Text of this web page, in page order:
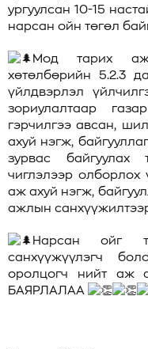
ургуулсан 10-15
нарсан ойн төгөл
Мод тарих
хөтөлбөрийн 5.2.3
үйлдвэрлэл
зориулалтаар
гэрчилгээ авсан,
ахуй нэгж,
зурвас
чиглэлээр
аж ахуй нэгж,
ажлын
Нарсан ойг
санхүүжүүлэгч
оролцогч нийт аж
БАЯРЛАЛАА